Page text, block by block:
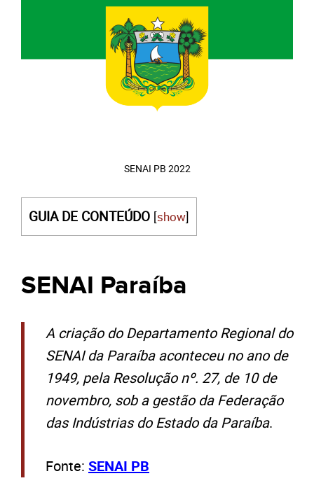
SENAI PB 2022
GUIA DE CONTEÚDO [show]
SENAI Paraíba
A criação do Departamento Regional do
SENAI da Paraíba aconteceu no ano de
1949, pela Resolução nº. 27, de 10 de
novembro, sob a gestão da Federação
das Indústrias do Estado da Paraíba.
Fonte: SENAI PB